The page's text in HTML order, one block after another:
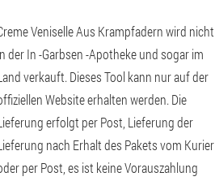
Veniselle Aus Krampfadern wird nicht
der In -Garbsen -Apotheke und sogar im
verkauft. Dieses Tool kann nur auf der
Website erhalten werden. Die
erfolgt per Post, Lieferung der
nach Erhalt des Pakets vom Kurier
per Post, es ist keine Vorauszahlung